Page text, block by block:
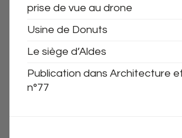
prise de vue au drone
Usine de Donuts
Le siège d’Aldes
Publication dans Architecture
n°77